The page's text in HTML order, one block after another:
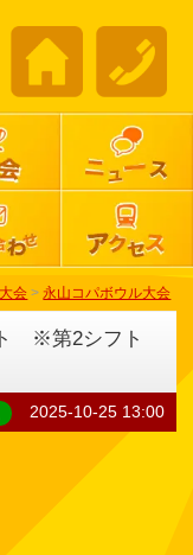
大会 > 永山コパボウル大会
※第2シフト
2025-10-25 13:00